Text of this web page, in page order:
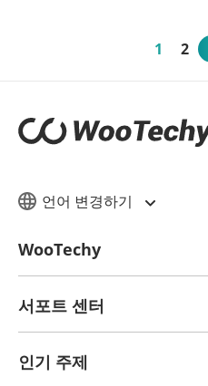
1 2
언어 변경하기
WooTechy
서포트 센터
인기 주제